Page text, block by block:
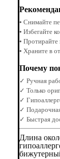
• Снимайте
• Избегайте
• Протирайте
• Храните в
Почему
✓ Ручная
✓ Только
✓
✓
✓ Быстрая
Длина